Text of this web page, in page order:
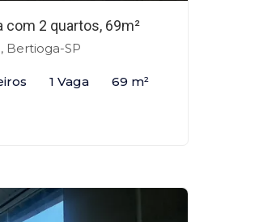
com 2 quartos, 69m²
Bertioga-SP
1 Vaga 69 m²